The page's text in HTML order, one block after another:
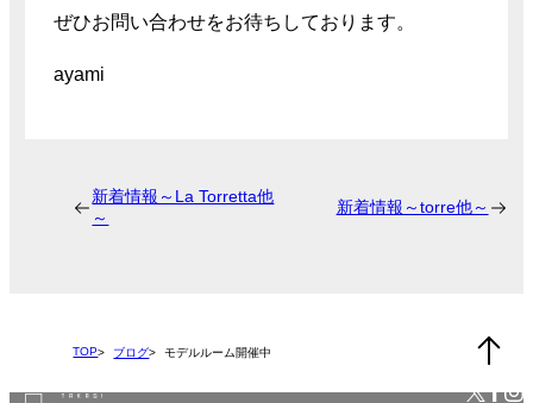
ぜひお問い合わせをお待ちしております。
ayami
新着情報～La Torretta他
～
新着情報～torre他～
TOP ブログ モデルルーム開催中